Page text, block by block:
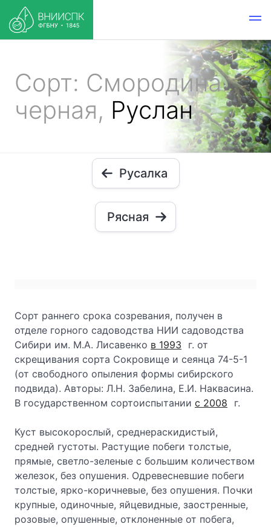
Сорт: Смородина
черная, Руслан
Русалка
Рясная
Сорт раннего срока созревания, получен в
отделе горного садоводства НИИ садоводства
Сибири им. М.А. Лисавенко в 1993
г. от
скрещивания сорта Сокровище и сеянца 74-5-1
(от свободного опыления формы сибирского
подвида). Авторы: Л.Н. Забелина, Е.И. Наквасина.
В государственном сортоиспытании с 2008 г.
Куст высокорослый, среднераскидистый,
средней густоты. Растущие побеги толстые,
прямые, светло-зеленые с большим количеством
железок, без опушения. Одревесневшие побеги
толстые, ярко-коричневые, без опушения. Почки
крупные, одиночные, яйцевидные, заостренные,
розовые, опушенные, отклоненные от побега,